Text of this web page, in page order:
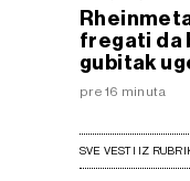
fregati da
gubitak
pre 16 minuta
SVE VESTI IZ